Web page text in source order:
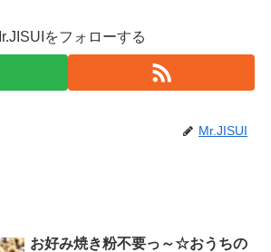
をフォローする
Mr.JISUI
お好み焼き粉不要っ～☆おうちの